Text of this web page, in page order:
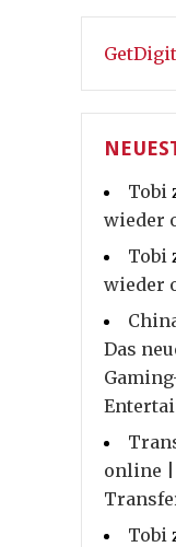
Tobi
wieder
Tobi
wieder
Das
online |
Tobi